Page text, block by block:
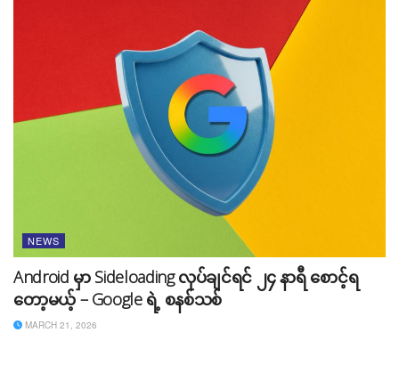
NEWS
Android မှာ Sideloading လုပ်ချင်ရင် ၂၄ နာရီ စောင့်ရ
တော့မယ့် – Google ရဲ့ စနစ်သစ်
MARCH 21, 2026